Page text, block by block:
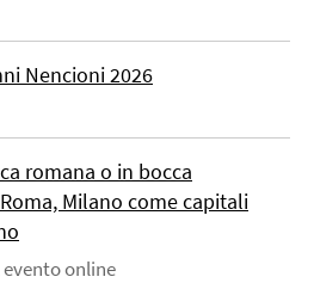
Nencioni 2026
romana o in bocca
Milano come capitali
evento online